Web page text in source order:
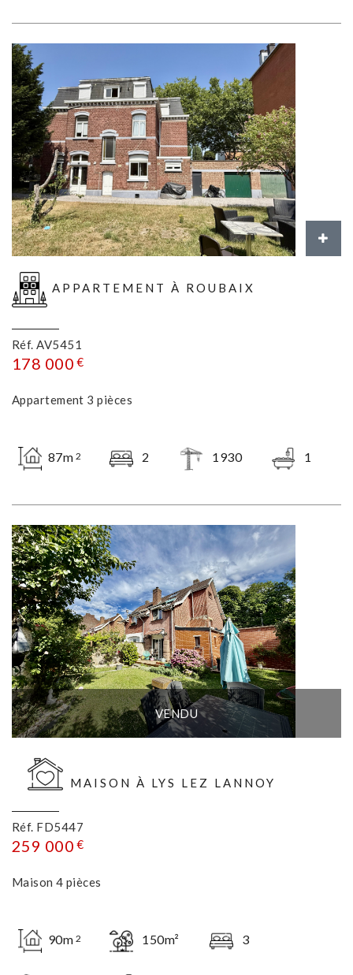
APPARTEMENT À ROUBAIX
Réf. AV5451
178 000 €
Appartement 3 pièces
87m 2 2 1930 1
VENDU
MAISON À LYS LEZ LANNOY
Réf. FD5447
259 000 €
Maison 4 pièces
90m 2 150m² 3